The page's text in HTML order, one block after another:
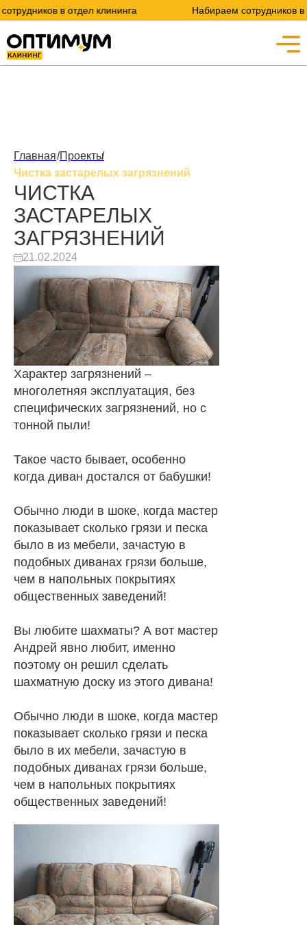
в отдел клининга Набираем сотрудников в
Главная/Проекты/
Чистка застарелых загрязнений
ЧИСТКА
ЗАСТАРЕЛЫХ
ЗАГРЯЗНЕНИЙ
21.02.2024
Характер загрязнений –
многолетняя эксплуатация, без
специфических загрязнений, но с
тонной пыли!
Такое часто бывает, особенно
когда диван достался от бабушки!
Обычно люди в шоке, когда мастер
показывает сколько грязи и песка
было в из мебели, зачастую в
подобных диванах грязи больше,
чем в напольных покрытиях
общественных заведений!
Вы любите шахматы? А вот мастер
Андрей явно любит, именно
поэтому он решил сделать
шахматную доску из этого дивана!
Обычно люди в шоке, когда мастер
показывает сколько грязи и песка
было в их мебели, зачастую в
подобных диванах грязи больше,
чем в напольных покрытиях
общественных заведений!